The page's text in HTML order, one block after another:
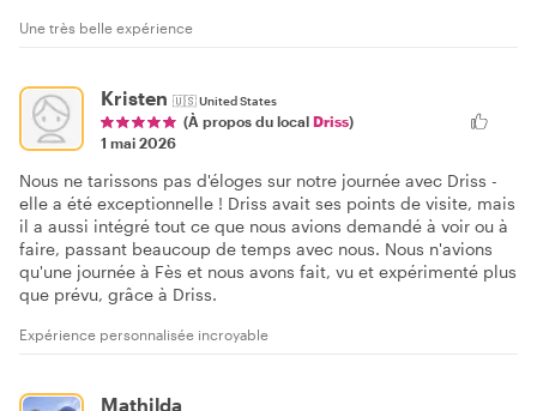
Une très belle expérience
Kristen 🇺🇸United States
(À propos du local Driss)
1 mai 2026
Nous ne tarissons pas d'éloges sur notre journée avec Driss -
elle a été exceptionnelle ! Driss avait ses points de visite, mais
il a aussi intégré tout ce que nous avions demandé à voir ou à
faire, passant beaucoup de temps avec nous. Nous n'avions
qu'une journée à Fès et nous avons fait, vu et expérimenté plus
que prévu, grâce à Driss.
Expérience personnalisée incroyable
Mathilda